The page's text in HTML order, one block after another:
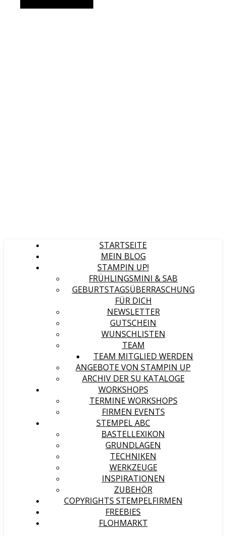
STARTSEITE
MEIN BLOG
STAMPIN UP!
FRÜHLINGSMINI & SAB
GEBURTSTAGSÜBERRASCHUNG
FÜR DICH
NEWSLETTER
GUTSCHEIN
WUNSCHLISTEN
TEAM
TEAM MITGLIED WERDEN
ANGEBOTE VON STAMPIN UP
ARCHIV DER SU KATALOGE
WORKSHOPS
TERMINE WORKSHOPS
FIRMEN EVENTS
STEMPEL ABC
BASTELLEXIKON
GRUNDLAGEN
TECHNIKEN
WERKZEUGE
INSPIRATIONEN
ZUBEHÖR
COPYRIGHTS STEMPELFIRMEN
FREEBIES
FLOHMARKT